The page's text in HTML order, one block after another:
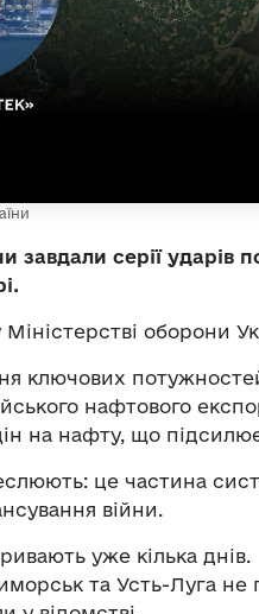
завдали серії ударів
Міністерстві оборони
ключових
нафтового
на нафту, що
це частина
війни.
уже кілька днів.
та Усть-Луга